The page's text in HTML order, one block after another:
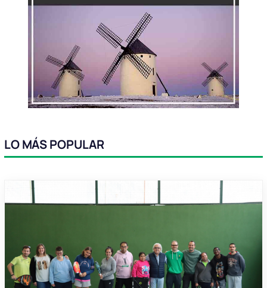
LO MÁS POPULAR